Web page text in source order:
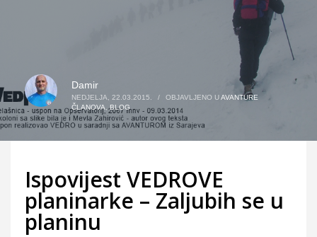
Damir
NEDJELJA, 22.03.2015. / OBJAVLJENO UAVANTURE
ČLANOVA ,BLOG
Ispovijest VEDROVE
planinarke – Zaljubih se u
planinu